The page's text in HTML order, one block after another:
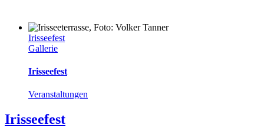
Irisseefest
Gallerie
Irisseefest
Veranstaltungen
Irisseefest